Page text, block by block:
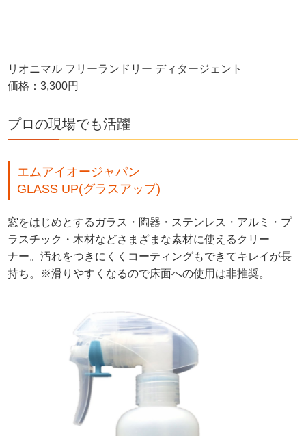
リオニマル フリーランドリー ディタージェント
価格：3,300円
プロの現場でも活躍
エムアイオージャパン
GLASS UP(グラスアップ)
窓をはじめとするガラス・陶器・ステンレス・アルミ・プ
ラスチック・木材などさまざまな素材に使えるクリー
ナー。汚れをつきにくくコーティングもできてキレイが長
持ち。※滑りやすくなるので床面への使用は非推奨。